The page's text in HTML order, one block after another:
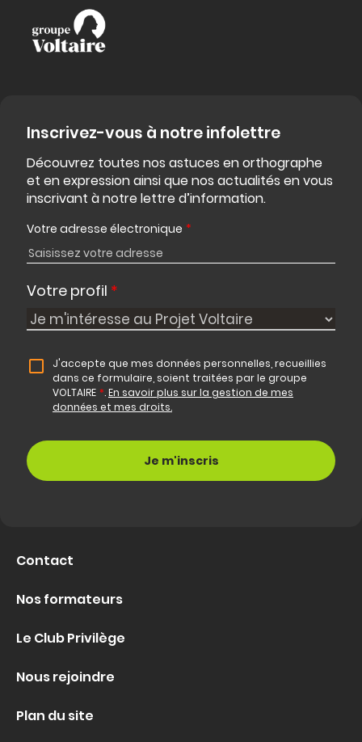
Inscrivez-vous à notre infolettre
Découvrez toutes nos astuces en orthographe
et en expression ainsi que nos actualités en vous
inscrivant à notre lettre d’information.
Votre adresse électronique *
Votre profil *
J'accepte que mes données personnelles, recueillies
dans ce formulaire, soient traitées par le groupe
VOLTAIRE *.En savoir plus sur la gestion de mes
données et mes droits.
Contact
Nos formateurs
Le Club Privilège
Nous rejoindre
Plan du site